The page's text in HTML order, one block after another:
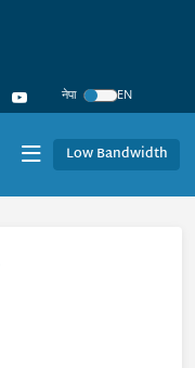
नेपा
EN
Low Bandwidth